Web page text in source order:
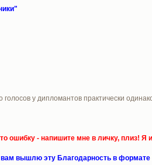
у дипломантов практически
ошибку - напишите мне в личку, плиз! Я
вышлю эту Благодарность в формате